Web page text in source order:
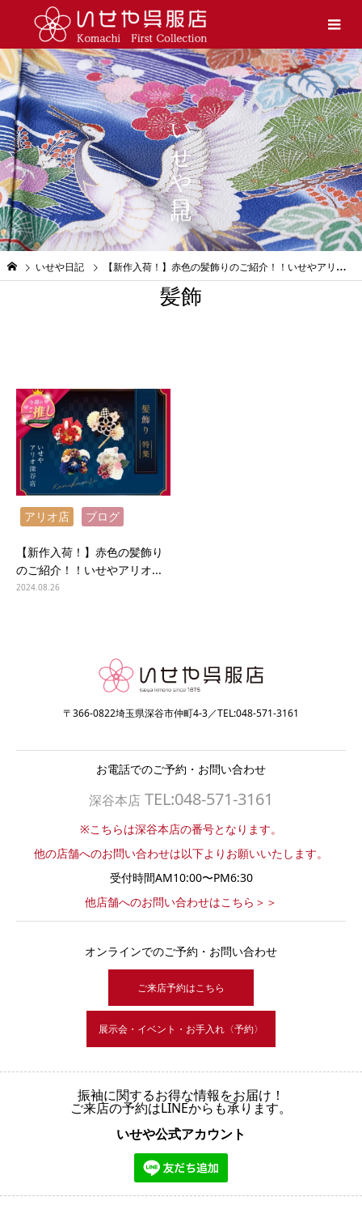
いせや日記
いせや日記 【新作入荷！】赤色の髪飾りのご紹介！！いせやアリオ店
髪飾
アリオ店 ブログ
【新作入荷！】赤色の髪飾り
のご紹介！！いせやアリオ...
2024.08.26
〒366-0822埼玉県深谷市仲町4-3／TEL:048-571-3161
お電話でのご予約・お問い合わせ
深谷本店 TEL:048-571-3161
※こちらは深谷本店の番号となります。
他の店舗へのお問い合わせは以下よりお願いいたします。
受付時間AM10:00〜PM6:30
他店舗へのお問い合わせはこちら＞＞
オンラインでのご予約・お問い合わせ
ご来店予約はこちら
展示会・イベント・お手入れ〈予約〉
振袖に関するお得な情報をお届け！
ご来店の予約はLINEからも承ります。
いせや公式アカウント